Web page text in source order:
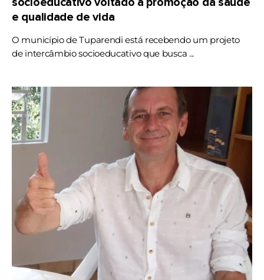
socioeducativo voltado à promoção da saúde
e qualidade de vida
O município de Tuparendi está recebendo um projeto
de intercâmbio socioeducativo que busca ...